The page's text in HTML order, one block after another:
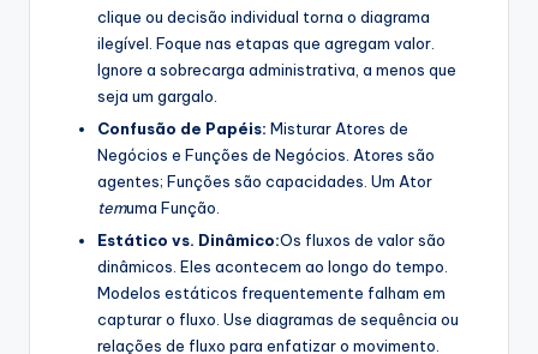
clique ou decisão individual torna o diagrama
ilegível. Foque nas etapas que agregam valor.
Ignore a sobrecarga administrativa, a menos que
seja um gargalo.
Confusão de Papéis: Misturar Atores de
Negócios e Funções de Negócios. Atores são
agentes; Funções são capacidades. Um Ator
temuma Função.
Estático vs. Dinâmico:Os fluxos de valor são
dinâmicos. Eles acontecem ao longo do tempo.
Modelos estáticos frequentemente falham em
capturar o fluxo. Use diagramas de sequência ou
relações de fluxo para enfatizar o movimento.